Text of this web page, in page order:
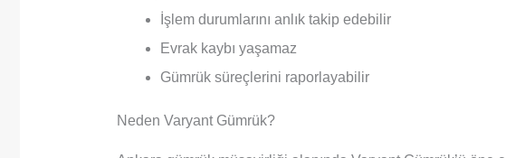
İşlem durumlarını anlık takip edebilir
Evrak kaybı yaşamaz
Gümrük süreçlerini raporlayabilir
Neden Varyant Gümrük?